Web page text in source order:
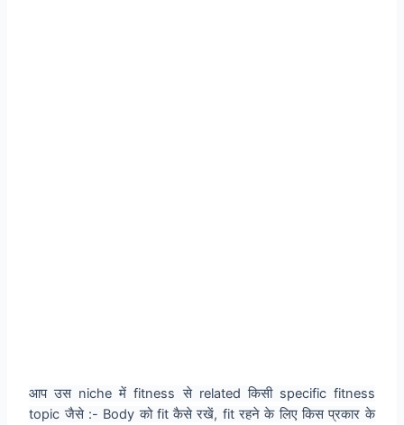
आप उस niche में fitness से related किसी specific fitness
topic जैसे :- Body को fit कैसे रखें, fit रहने के लिए किस प्रकार के